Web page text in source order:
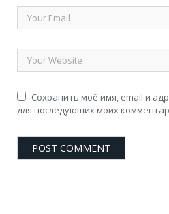
Сохранить моё имя, email и
для последующих моих